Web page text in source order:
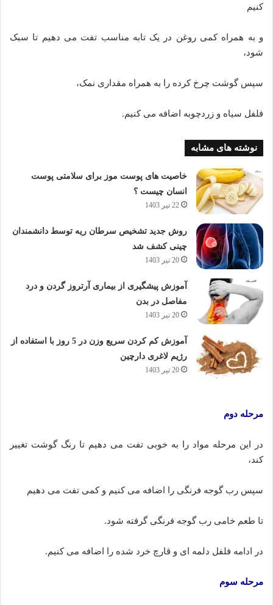
کنیم
و به همراه کمی روغن در یک تابه مناسب تفت می دهیم تا سبک
شود،
سپس گوشت چرخ کرده را به همراه مقداری نمک،
فلفل سیاه و زردچوبه اضافه می کنیم.
نوشته های مشابه
خاصیت های پوست موز برای سلامتی پوست
انسان چیست ؟
22 تیر 1403
روش جدید تشخیص سرطان ریه توسط دانشمندان
چینی کشف شد
20 تیر 1403
آموزش پیشگیری از بیماری آرتروز گردن و درد
مفاصل در بدن
20 تیر 1403
آموزش کم کردن سریع وزن در 5 روز با استفاده از
رژیم لاغری دارچین
20 تیر 1403
مرحله دوم
در این مرحله مواد را به خوبی تفت می دهیم تا رنگ گوشت تغییر
کند،
سپس رب گوجه فرنگی را اضافه می کنیم و کمی تفت می دهیم
تا طعم خامی رب گوجه فرنگی گرفته شود.
در ادامه فلفل دلمه ای و قارچ خرد شده را اضافه می کنیم.
مرحله سوم